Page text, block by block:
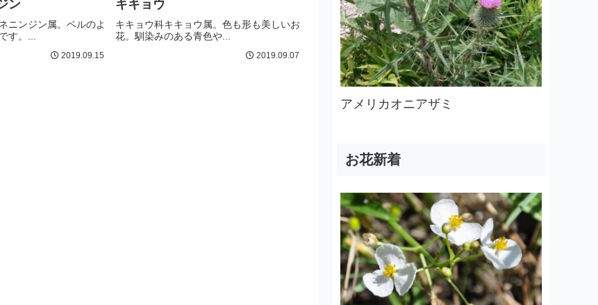
ン
ニンジン属。ベルのよ
す。...
2019.09.15
キキョウ
キキョウ科キキョウ属。色も形も美しいお
花。馴染みのある青色や...
2019.09.07
アメリカオニアザミ
お花新着